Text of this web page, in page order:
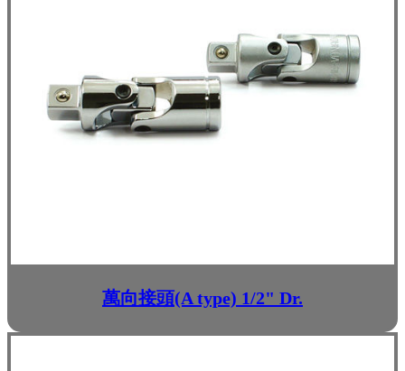
萬向接頭(A type) 1/2" Dr.